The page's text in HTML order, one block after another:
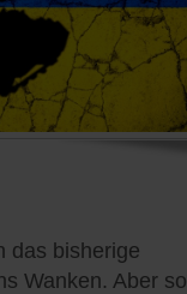
das bisherige
Wanken. Aber so